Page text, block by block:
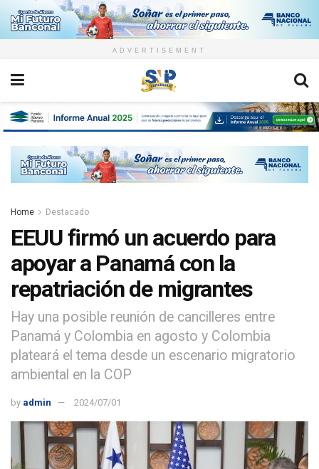
ADVERTISEMENT
Home Destacado
EEUU firmó un acuerdo para
apoyar a Panamá con la
repatriación de migrantes
Hay una posible reunión de cancilleres entre
Panamá y Colombia en agosto y Colombia
plateará el tema desde un escenario migratorio
ambiental en la COP
by admin 2024/07/01